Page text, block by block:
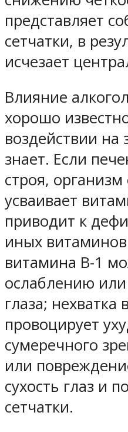
представляет
сетчатки, в
исчезает
Влияние
хорошо
воздействии на
знает. Если
строя,
усваивает
приводит к
иных
витамина B-1
ослаблению
глаза;
провоцирует
сумеречного
или
сухость глаз и
сетчатки.